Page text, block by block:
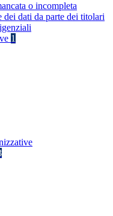
o incompleta
dei dati da parte dei titolari
1